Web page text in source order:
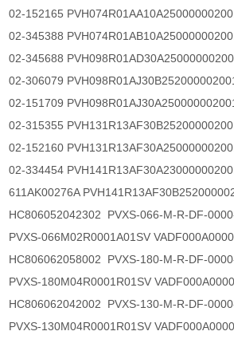
02-152165
02-345388
02-345688
02-306079
02-151709
02-315355
02-152160
02-334454
611AK00276A
HC806052042302 PVXS-066-M-R-DF-
PVXS-066M02R0001A01SV
HC806062058002 PVXS-180-M-R-DF-
PVXS-180M04R0001R01SV
HC806062042002 PVXS-130-M-R-DF-
PVXS-130M04R0001R01SV